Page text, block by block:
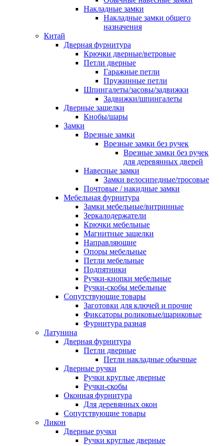
Накладные замки
Накладные замки общего
назначения
Китай
Дверная фурнитура
Крючки дверные/ветровые
Петли дверные
Гаражные петли
Пружинные петли
Шпингалеты/засовы/задвижки
Задвижки/шпингалеты
Дверные защелки
Кнобы/шары
Замки
Врезные замки
Врезные замки без ручек
Врезные замки без ручек
для деревянных дверей
Навесные замки
Замки велосипедные/тросовые
Почтовые / накидные замки
Мебельная фурнитура
Замки мебельные/витринные
Зеркалодержатели
Крючки мебельные
Магнитные защелки
Направляющие
Опоры мебельные
Петли мебельные
Подпятники
Ручки-кнопки мебельные
Ручки-скобы мебельные
Сопутствующие товары
Заготовки для ключей и прочие
Фиксаторы роликовые/шариковые
Фурнитура разная
Латунина
Дверная фурнитура
Петли дверные
Петли накладные обычные
Дверные ручки
Ручки круглые дверные
Ручки-скобы
Оконная фурнитура
Для деревянных окон
Сопутствующие товары
Ликон
Дверные ручки
Ручки круглые дверные